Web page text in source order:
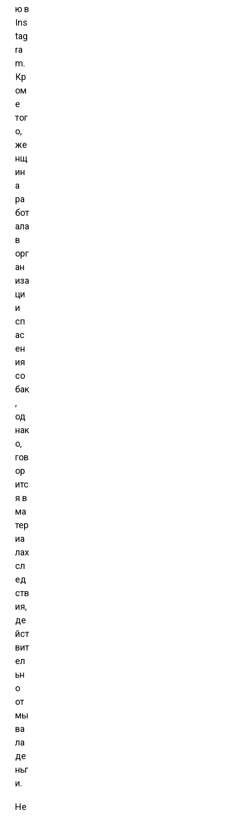
ю в
Ins
tag
ra
m.
Кр
ом
е
тог
о,
же
нщ
ин
а
ра
бот
ала
в
орг
ан
иза
ци
и
сп
ас
ен
ия
со
бак
,
од
нак
о,
гов
ор
итс
я в
ма
тер
иа
лах
сл
ед
ств
ия,
де
йст
вит
ел
ьн
о
от
мы
ва
ла
де
ньг
и.
Не